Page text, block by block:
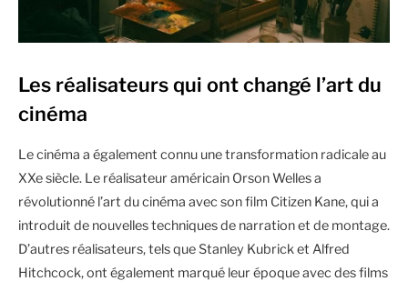
Les réalisateurs qui ont changé l’art du
cinéma
Le cinéma a également connu une transformation radicale au
XXe siècle. Le réalisateur américain Orson Welles a
révolutionné l’art du cinéma avec son film Citizen Kane, qui a
introduit de nouvelles techniques de narration et de montage.
D’autres réalisateurs, tels que Stanley Kubrick et Alfred
Hitchcock, ont également marqué leur époque avec des films